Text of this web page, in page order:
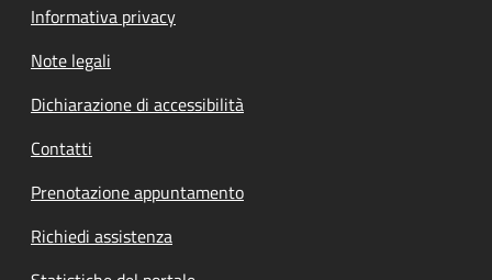
Informativa privacy
Note legali
Dichiarazione di accessibilità
Contatti
Prenotazione appuntamento
Richiedi assistenza